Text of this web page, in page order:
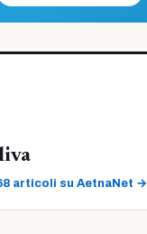
articoli su AetnaNet →